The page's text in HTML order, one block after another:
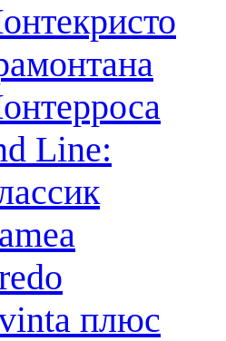
Line:
плюс